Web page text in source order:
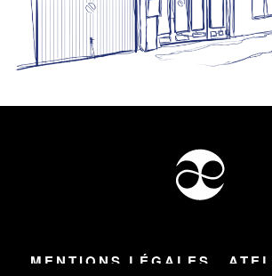
MENTIONS LÉGALES